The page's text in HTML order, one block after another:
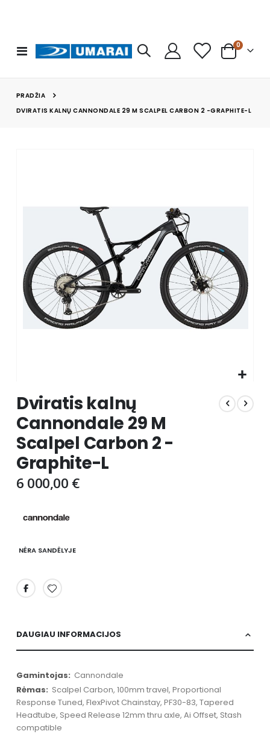
Toggle
Nav
Cart
0prekės
PRADŽIA
DVIRATIS KALNŲ CANNONDALE 29 M SCALPEL CARBON 2 -GRAPHITE-L
to
the
beginning
of
the
images
gallery
Dviratis kalnų
Cannondale 29 M
Scalpel Carbon 2 -
Graphite-L
6 000,00 €
NĖRA SANDĖLYJE
DAUGIAU INFORMACIJOS
Daugiau
informacijos
Cannondale
Scalpel Carbon, 100mm travel, Proportional
Response Tuned, FlexPivot Chainstay, PF30-83, Tapered
Headtube, Speed Release 12mm thru axle, Ai Offset, Stash
compatible